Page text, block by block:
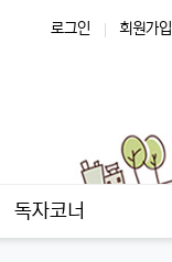
로그인 회원가입
독자코너